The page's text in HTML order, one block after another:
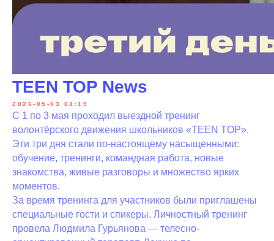
TEEN TOP News
2026-05-03 04:19
С 1 по 3 мая проходил выездной тренинг
волонтёрского движения школьников «TEEN TOP».
Эти три дня стали по-настоящему насыщенными:
обучение, тренинги, командная работа, новые
знакомства, живые разговоры и множество ярких
моментов.
За время тренинга для участников были приглашены
специальные гости и спикеры. Личностный тренинг
провела Людмила Гурьянова — телесно-